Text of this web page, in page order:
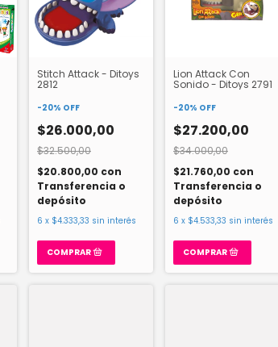
Stitch Attack - Ditoys
2812
-20% OFF
$26.000,00
$32.500,00
$20.800,00 con
Transferencia o
depósito
6 x $4.333,33 sin interés
Lion Attack Con
Sonido - Ditoys 2791
-20% OFF
$27.200,00
$34.000,00
$21.760,00 con
Transferencia o
depósito
6 x $4.533,33 sin interés